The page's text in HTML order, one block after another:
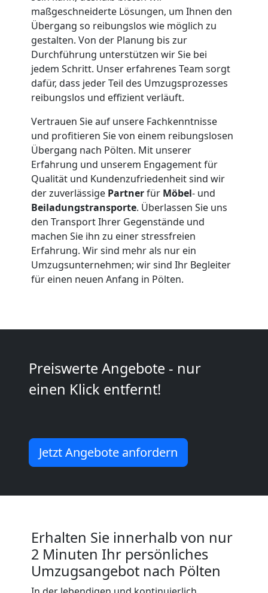
maßgeschneiderte Lösungen, um Ihnen den
Übergang so reibungslos wie möglich zu
gestalten. Von der Planung bis zur
Durchführung unterstützen wir Sie bei
jedem Schritt. Unser erfahrenes Team sorgt
dafür, dass jeder Teil des Umzugsprozesses
reibungslos und effizient verläuft.
Vertrauen Sie auf unsere Fachkenntnisse
und profitieren Sie von einem reibungslosen
Übergang nach Pölten. Mit unserer
Erfahrung und unserem Engagement für
Qualität und Kundenzufriedenheit sind wir
der zuverlässige Partnerfür Möbel- und
Beiladungstransporte. Überlassen Sie uns
den Transport Ihrer Gegenstände und
machen Sie ihn zu einer stressfreien
Erfahrung. Wir sind mehr als nur ein
Umzugsunternehmen; wir sind Ihr Begleiter
für einen neuen Anfang in Pölten.
Preiswerte Angebote - nur
einen Klick entfernt!
Jetzt Angebote anfordern
Erhalten Sie innerhalb von nur
2 Minuten Ihr persönliches
Umzugsangebot nach Pölten
Expressumzug
Wolfsberg
Tragehilfe
Wolfsberg
Kleiner
Umzug
Wolfsberg
Küchenumzug
Umzug
und
Wolfsberg
Full-
Service-
Umzug